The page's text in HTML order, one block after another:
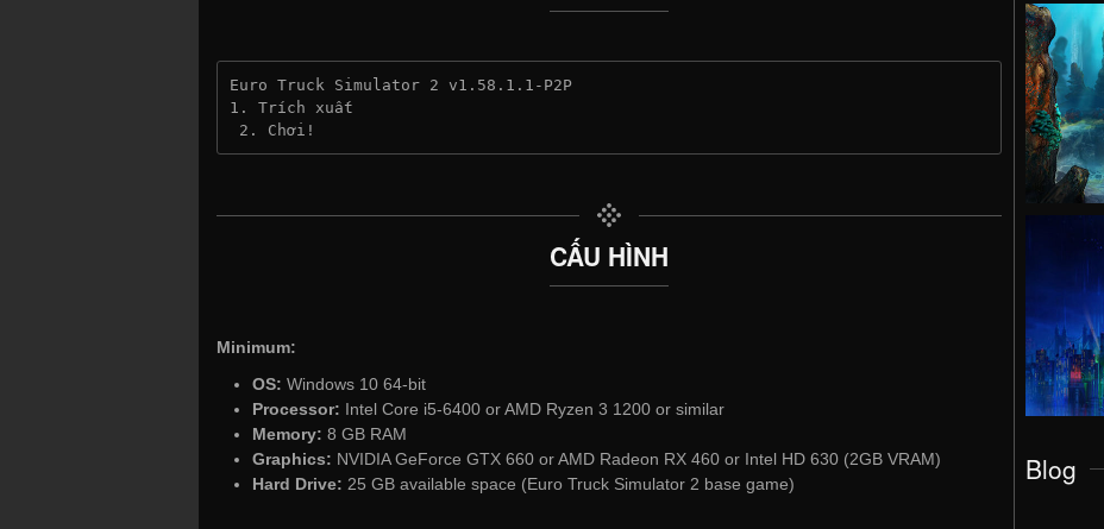
Euro Truck Simulator 2 v1.58.1.1-P2P
1. Trích xuất
2. Chơi!
CẤU HÌNH
Minimum:
OS: Windows 10 64-bit
Processor: Intel Core i5-6400 or AMD Ryzen 3 1200 or similar
Memory: 8 GB RAM
Graphics: NVIDIA GeForce GTX 660 or AMD Radeon RX 460 or Intel HD 630 (2GB VRAM)
Hard Drive: 25 GB available space (Euro Truck Simulator 2 base game) Blog